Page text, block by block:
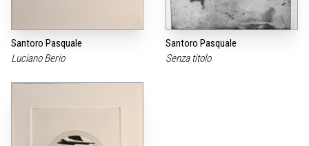
Santoro Pasquale
Luciano Berio
Santoro Pasquale
Senza titolo